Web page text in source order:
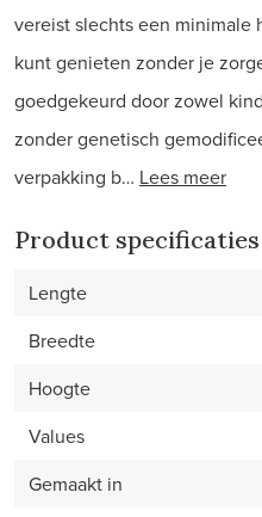
vereist slechts een minimale
kunt genieten zonder je
goedgekeurd door zowel
zonder genetisch
verpakking b… Lees meer
Product specificaties
Lengte
Breedte
Hoogte
Values
Gemaakt in